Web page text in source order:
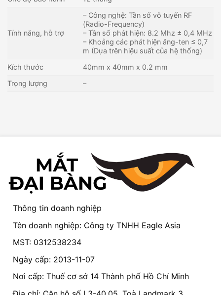
Tính năng, hỗ trợ
– Công nghệ: Tần số vô tuyến RF
(Radio-Frequency)
– Tần số phát hiện: 8.2 Mhz ± 0,4 MHz
– Khoảng các phát hiện ăng-ten ≤ 0,7
m (Dựa trên hiệu suất của hệ thống)
Kích thước
40mm x 40mm x 0.2 mm
Trọng lượng
–
Thông tin doanh nghiệp
Tên doanh nghiệp: Công ty TNHH Eagle Asia
MST: 0312538234
Ngày cấp: 2013-11-07
Nơi cấp: Thuế cơ sở 14 Thành phố Hồ Chí Minh